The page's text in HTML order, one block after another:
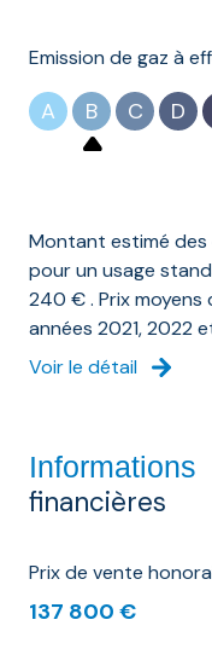
Emission de gaz à
A B C D
Montant estimé des
pour un usage
240 € . Prix moyens
années 2021, 2022
Voir le détail
Informations
financières
Prix de vente
137 800 €